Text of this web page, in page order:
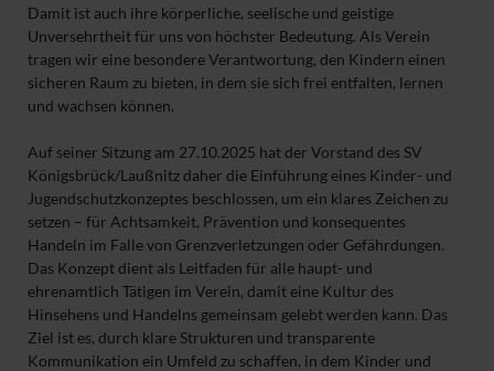
Damit ist auch ihre körperliche, seelische und geistige
Unversehrtheit für uns von höchster Bedeutung. Als Verein
tragen wir eine besondere Verantwortung, den Kindern einen
sicheren Raum zu bieten, in dem sie sich frei entfalten, lernen
und wachsen können.
Auf seiner Sitzung am 27.10.2025 hat der Vorstand des SV
Königsbrück/Laußnitz daher die Einführung eines Kinder- und
Jugendschutzkonzeptes beschlossen, um ein klares Zeichen zu
setzen – für Achtsamkeit, Prävention und konsequentes
Handeln im Falle von Grenzverletzungen oder Gefährdungen.
Das Konzept dient als Leitfaden für alle haupt- und
ehrenamtlich Tätigen im Verein, damit eine Kultur des
Hinsehens und Handelns gemeinsam gelebt werden kann. Das
Ziel ist es, durch klare Strukturen und transparente
Kommunikation ein Umfeld zu schaffen, in dem Kinder und